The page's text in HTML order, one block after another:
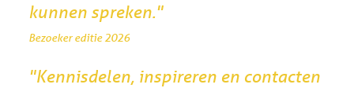
kunnen spreken."
Bezoeker editie 2026
"Kennisdelen, inspireren en contacten